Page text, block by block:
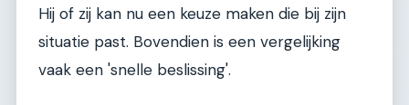
Hij of zij kan nu een keuze maken die bij zijn
situatie past. Bovendien is een vergelijking
vaak een 'snelle beslissing'.